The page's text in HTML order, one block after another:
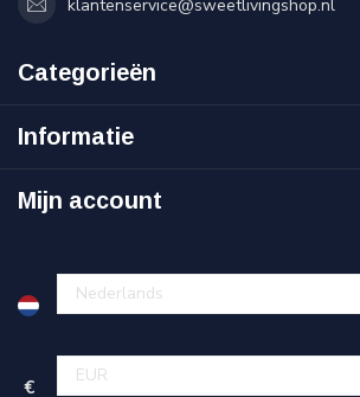
klantenservice@sweetlivingshop.nl
Categorieën
Informatie
Mijn account
€